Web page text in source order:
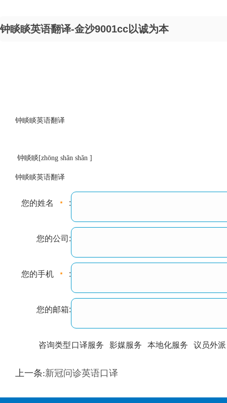
钟睒睒英语翻译-金沙9001cc以诚为本
钟睒睒英语翻译
钟睒睒[zhōng shǎn shǎn ]
钟睒睒英语翻译
您的姓名 :
您的公司:
您的手机 :
您的邮箱:
咨询类型口译服务 影媒服务 本地化服务 议员外派
训翻译 标准级
上一条:新冠问诊英语口译